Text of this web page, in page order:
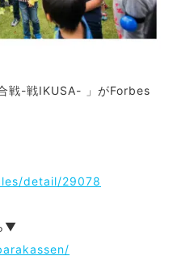
戦-戦IKUSA-
」がForbes
detail/29078
▼